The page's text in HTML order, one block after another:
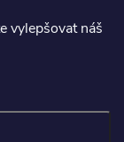
vylepšovat náš